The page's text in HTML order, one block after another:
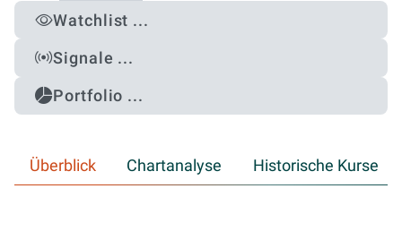
Watchlist ...
Signale ...
Portfolio ...
Überblick Chartanalyse Historische Kurse